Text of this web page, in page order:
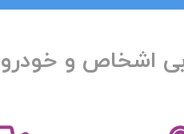
اشخاص و